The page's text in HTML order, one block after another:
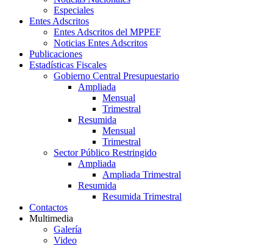
Especiales
Entes Adscritos
Entes Adscritos del MPPEF
Noticias Entes Adscritos
Publicaciones
Estadísticas Fiscales
Gobierno Central Presupuestario
Ampliada
Mensual
Trimestral
Resumida
Mensual
Trimestral
Sector Público Restringido
Ampliada
Ampliada Trimestral
Resumida
Resumida Trimestral
Contactos
Multimedia
Galería
Video